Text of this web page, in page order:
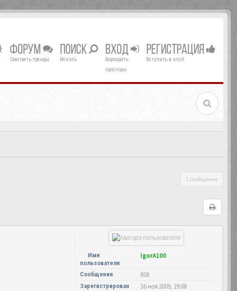
ФОРУМ
Смотреть тренды
ПОИСК
Искать
ВХОД
Бороздить
просторы
РЕГИСТРАЦИЯ
Вступить в клуб
1 сообщение
Имя
пользователя
IgorA100
Сообщения 858
Зарегистрирован 16 ноя 2009, 19:08